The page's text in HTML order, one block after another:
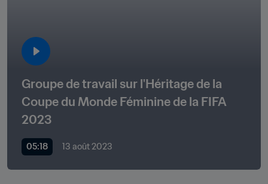
Groupe de travail sur l'Héritage de la
Coupe du Monde Féminine de la FIFA
2023
05:18 13 août 2023